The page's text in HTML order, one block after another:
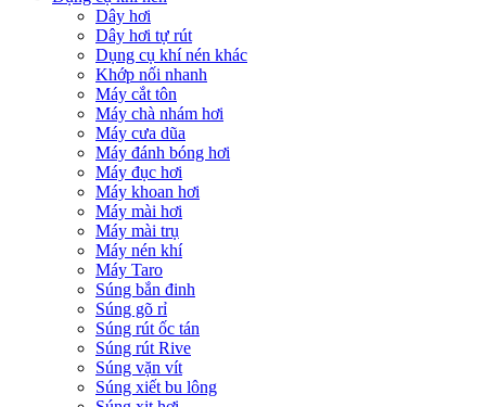
Dây hơi
Dây hơi tự rút
Dụng cụ khí nén khác
Khớp nối nhanh
Máy cắt tôn
Máy chà nhám hơi
Máy cưa dũa
Máy đánh bóng hơi
Máy đục hơi
Máy khoan hơi
Máy mài hơi
Máy mài trụ
Máy nén khí
Máy Taro
Súng bắn đinh
Súng gõ rỉ
Súng rút ốc tán
Súng rút Rive
Súng vặn vít
Súng xiết bu lông